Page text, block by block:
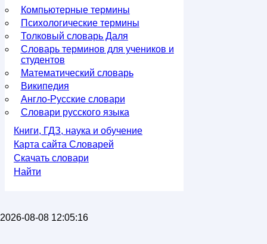
Компьютерные термины
Психологические термины
Толковый словарь Даля
Словарь терминов для учеников и
студентов
Математический словарь
Википедия
Англо-Русские словари
Словари русского языка
Книги, ГДЗ, наука и обучение
Карта сайта Словарей
Скачать словари
Найти
2026-08-08 12:05:16